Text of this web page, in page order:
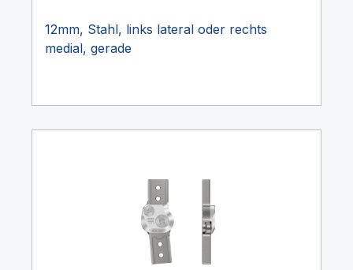
12mm, Stahl, links lateral oder rechts
medial, gerade